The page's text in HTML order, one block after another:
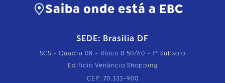
Saiba onde está a EBC
SEDE: Brasília DF
SCS - Quadra 08 - Bloco B 50/60 - 1º Subsolo
Edifício Venâncio Shopping
CEP: 70.333-900